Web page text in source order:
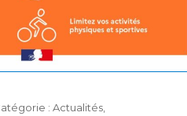
Catégories
Actualités,